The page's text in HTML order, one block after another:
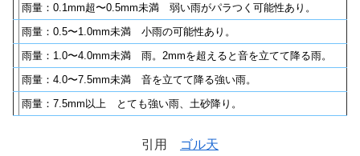
雨量：0.1mm超〜0.5mm未満 弱い雨がパラつく可能性あり。
雨量：0.5〜1.0mm未満 小雨の可能性あり。
雨量：1.0〜4.0mm未満 雨。2mmを超えると音を立てて降る雨。
雨量：4.0〜7.5mm未満 音を立てて降る強い雨。
雨量：7.5mm以上 とても強い雨、土砂降り。
引用 ゴル天